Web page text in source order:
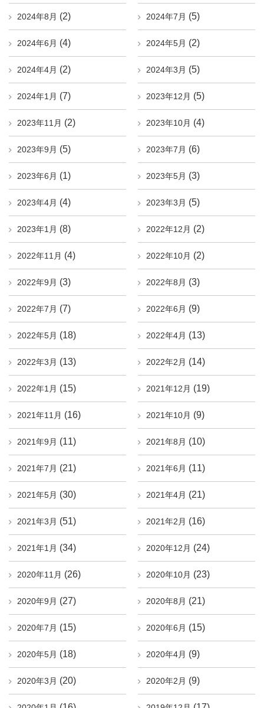
2024年8月 (2) 2024年7月 (5)
2024年6月 (4) 2024年5月 (2)
2024年4月 (2) 2024年3月 (5)
2024年1月 (7) 2023年12月 (5)
2023年11月 (2) 2023年10月 (4)
2023年9月 (5) 2023年7月 (6)
2023年6月 (1) 2023年5月 (3)
2023年4月 (4) 2023年3月 (5)
2023年1月 (8) 2022年12月 (2)
2022年11月 (4) 2022年10月 (2)
2022年9月 (3) 2022年8月 (3)
2022年7月 (7) 2022年6月 (9)
2022年5月 (18) 2022年4月 (13)
2022年3月 (13) 2022年2月 (14)
2022年1月 (15) 2021年12月 (19)
2021年11月 (16) 2021年10月 (9)
2021年9月 (11) 2021年8月 (10)
2021年7月 (21) 2021年6月 (11)
2021年5月 (30) 2021年4月 (21)
2021年3月 (51) 2021年2月 (16)
2021年1月 (34) 2020年12月 (24)
2020年11月 (26) 2020年10月 (23)
2020年9月 (27) 2020年8月 (21)
2020年7月 (15) 2020年6月 (15)
2020年5月 (18) 2020年4月 (9)
2020年3月 (20) 2020年2月 (9)